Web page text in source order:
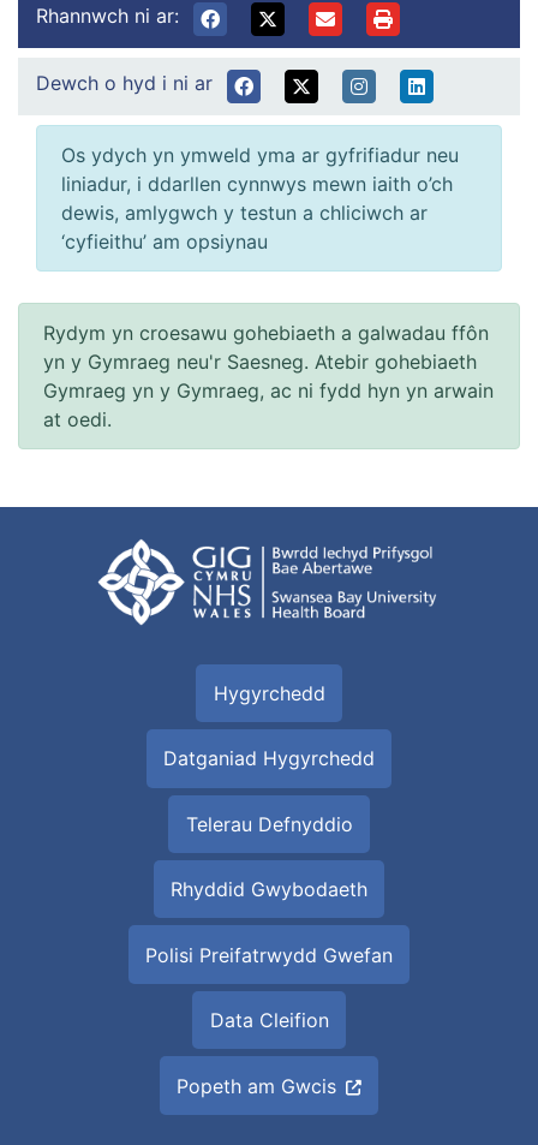
Rhannwch ni ar:
Dewch o hyd i ni ar
Os ydych yn ymweld yma ar gyfrifiadur neu
liniadur, i ddarllen cynnwys mewn iaith o’ch
dewis, amlygwch y testun a chliciwch ar
‘cyfieithu’ am opsiynau
Rydym yn croesawu gohebiaeth a galwadau ffôn
yn y Gymraeg neu'r Saesneg. Atebir gohebiaeth
Gymraeg yn y Gymraeg, ac ni fydd hyn yn arwain
at oedi.
Hygyrchedd
Datganiad Hygyrchedd
Telerau Defnyddio
Rhyddid Gwybodaeth
Polisi Preifatrwydd Gwefan
Data Cleifion
Popeth am Gwcis